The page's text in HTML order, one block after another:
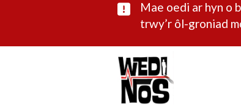
Rhybudd
Mae oedi ar hyn o
trwy’r ôl-groniad